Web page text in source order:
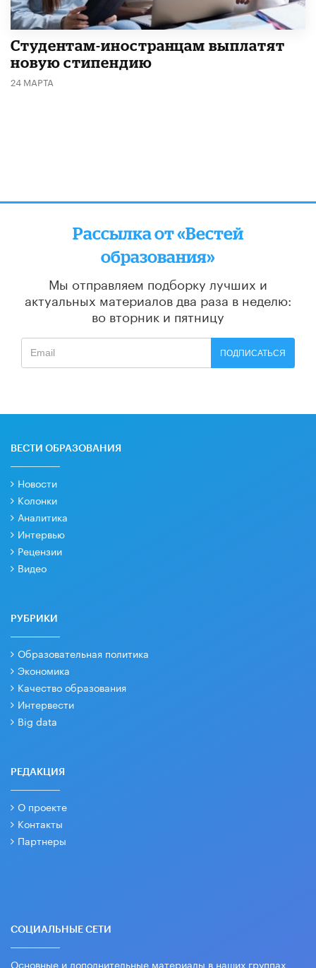
Студентам-иностранцам выплатят
новую стипендию
24 МАРТА
Рассылка от «Вестей
образования»
Мы отправляем подборку лучших и
актуальных материалов два раза в неделю:
во вторник и пятницу
ПОДПИСАТЬСЯ
ВЕСТИ ОБРАЗОВАНИЯ
Новости
Колонки
Аналитика
Интервью
Рецензии
Видео
РУБРИКИ
Образовательная политика
Экономика
Качество образования
Интервести
Big data
РЕДАКЦИЯ
О проекте
Контакты
Партнеры
СОЦИАЛЬНЫЕ СЕТИ
Основные и дополнительные материалы в наших группах